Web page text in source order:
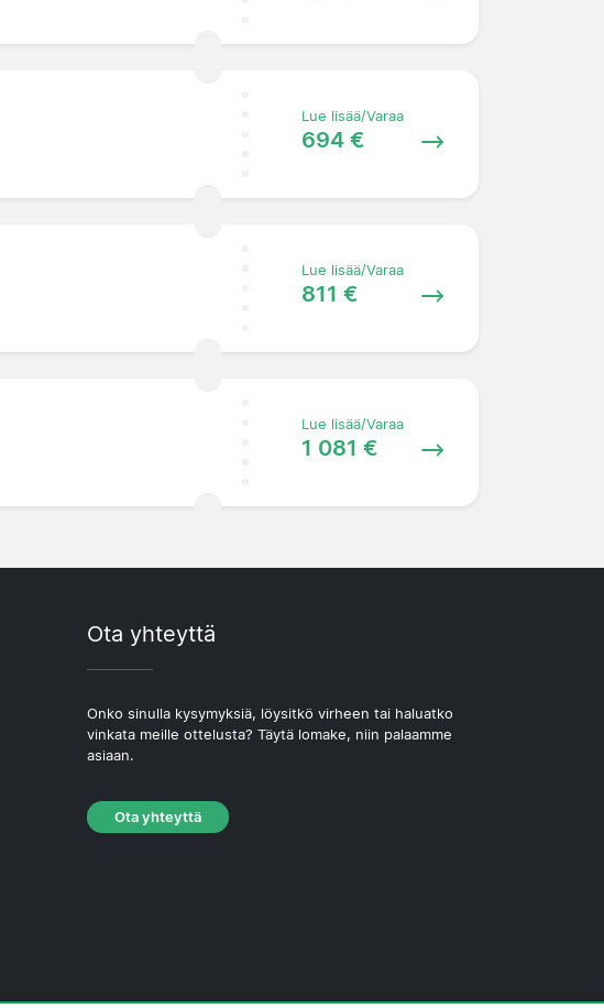
Lue lisää/Varaa
694 €
Lue lisää/Varaa
811 €
Lue lisää/Varaa
1 081 €
Ota yhteyttä
Onko sinulla kysymyksiä, löysitkö virheen tai haluatko
vinkata meille ottelusta? Täytä lomake, niin palaamme
asiaan.
Ota yhteyttä